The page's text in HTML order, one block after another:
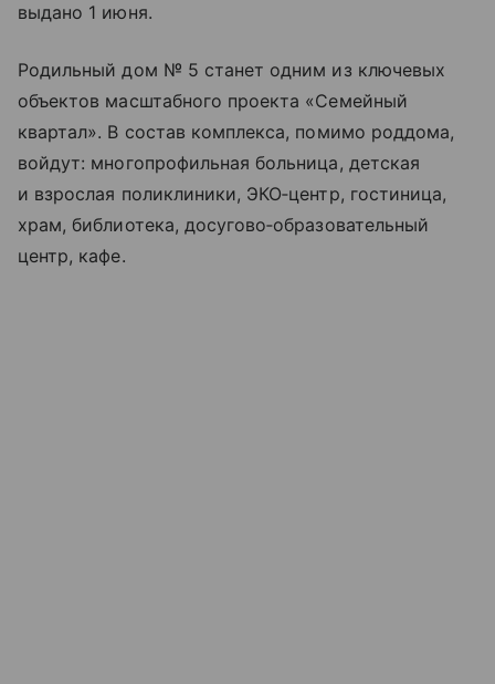
выдано 1 июня.
Родильный дом № 5 станет одним из ключевых
объектов масштабного проекта «Семейный
квартал». В состав комплекса, помимо роддома,
войдут: многопрофильная больница, детская
и взрослая поликлиники, ЭКО‑центр, гостиница,
храм, библиотека, досугово‑образовательный
центр, кафе.